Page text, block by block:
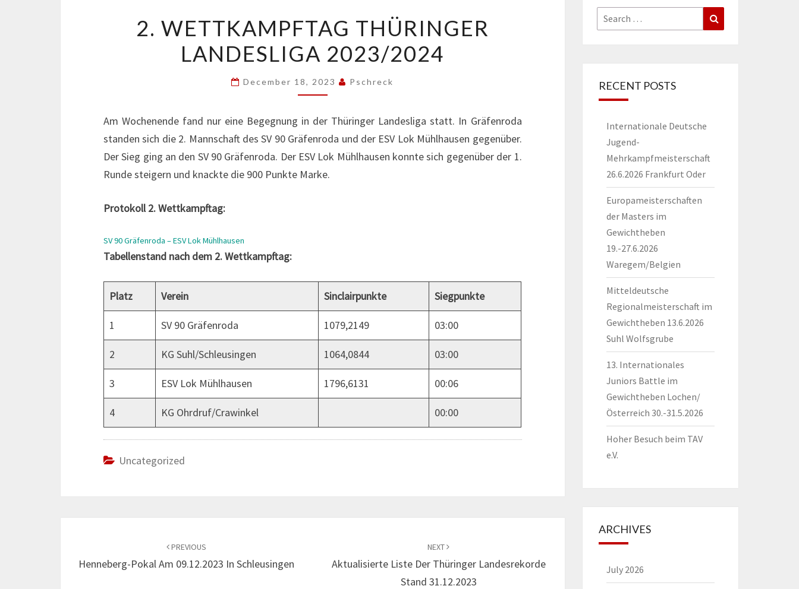
WETTKAMPFTAG
THÜRINGER
LANDESLIGA
2023/2024
2. WETTKAMPFTAG THÜRINGER
LANDESLIGA 2023/2024
December 18, 2023 Pschreck
Am Wochenende fand nur eine Begegnung in der Thüringer Landesliga statt. In Gräfenroda
standen sich die 2. Mannschaft des SV 90 Gräfenroda und der ESV Lok Mühlhausen gegenüber.
Der Sieg ging an den SV 90 Gräfenroda. Der ESV Lok Mühlhausen konnte sich gegenüber der 1.
Runde steigern und knackte die 900 Punkte Marke.
Protokoll 2. Wettkampftag:
SV 90 Gräfenroda – ESV Lok Mühlhausen
Tabellenstand nach dem 2. Wettkampftag:
Platz Verein Sinclairpunkte Siegpunkte
1 SV 90 Gräfenroda 1079,2149 03:00
2 KG Suhl/Schleusingen 1064,0844 03:00
3 ESV Lok Mühlhausen 1796,6131 00:06
4 KG Ohrdruf/Crawinkel 00:00
Uncategorized
PREVIOUS
Henneberg-Pokal Am 09.12.2023 In Schleusingen
NEXT
Aktualisierte Liste Der Thüringer Landesrekorde
Stand 31.12.2023
Search
for:
RECENT POSTS
Internationale Deutsche
Jugend-
Mehrkampfmeisterschaft
26.6.2026 Frankfurt Oder
Europameisterschaften
der Masters im
Gewichtheben
19.-27.6.2026
Waregem/Belgien
Mitteldeutsche
Regionalmeisterschaft im
Gewichtheben 13.6.2026
Suhl Wolfsgrube
13. Internationales
Juniors Battle im
Gewichtheben Lochen/
Österreich 30.-31.5.2026
Hoher Besuch beim TAV
e.V.
ARCHIVES
July 2026